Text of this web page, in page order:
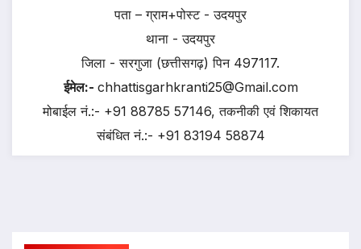
पता – ग्राम+पोस्ट - उदयपुर
थाना - उदयपुर
जिला - सरगुजा (छत्तीसगढ़) पिन 497117.
ईमेल:- chhattisgarhkranti25@Gmail.com
मोबाईल नं.:- +91 88785 57146, तकनीकी एवं शिकायत
संबंधित नं.:- +91 83194 58874